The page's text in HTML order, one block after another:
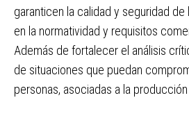
garanticen la calidad y seguridad
en la normatividad y requisitos
Además de fortalecer el análisis
de situaciones que puedan
personas, asociadas a la